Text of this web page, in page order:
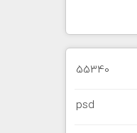
55340
psd